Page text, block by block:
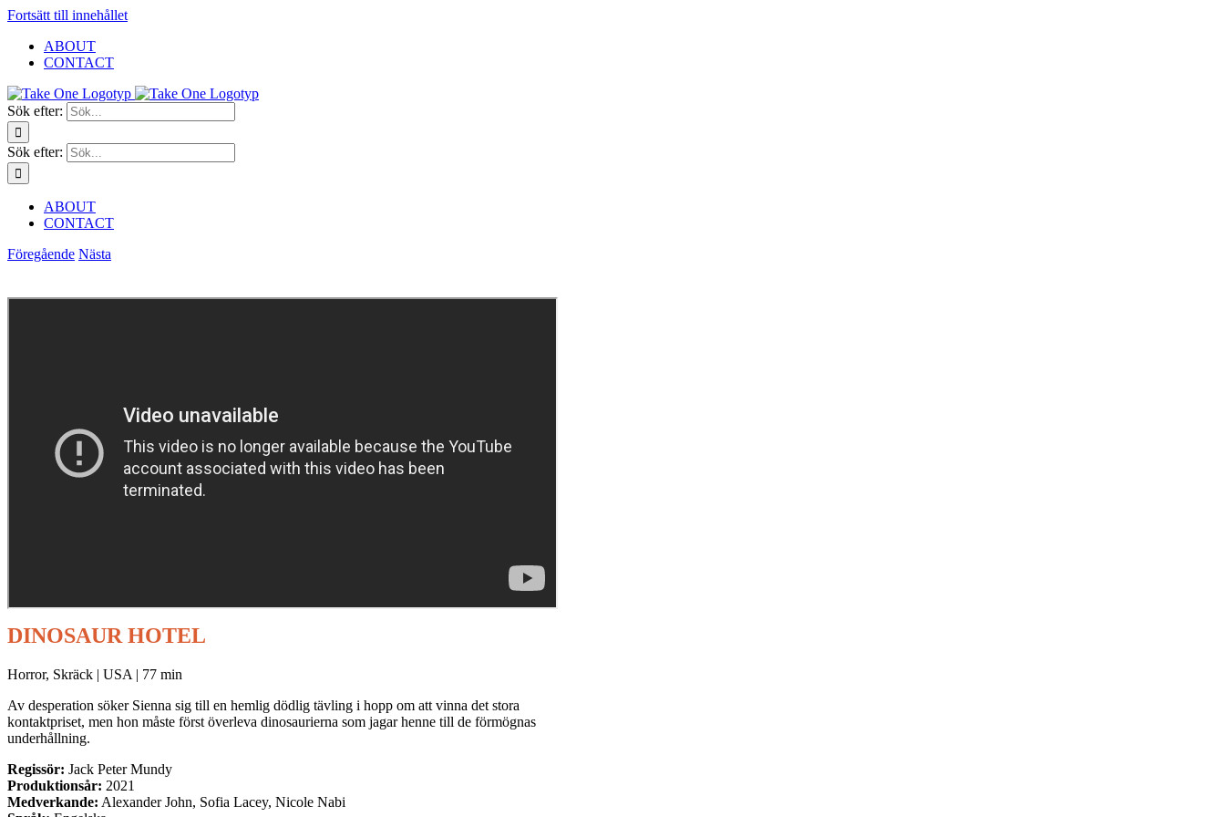
Fortsätt till innehållet
ABOUT
CONTACT
Sök efter:
Sök efter:
ABOUT
CONTACT
Föregående Nästa
DINOSAUR HOTEL
Horror, Skräck | USA | 77 min
Av desperation söker Sienna sig till en hemlig dödlig tävling i hopp om att vinna det stora
kontaktpriset, men hon måste först överleva dinosaurierna som jagar henne till de förmögnas
underhållning.
Regissör: Jack Peter Mundy
Produktionsår: 2021
Medverkande: Alexander John, Sofia Lacey, Nicole Nabi